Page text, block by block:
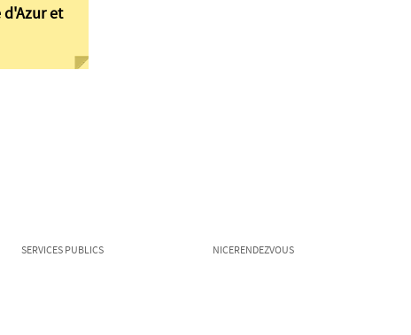
d'Azur et
SERVICES PUBLICS NICERENDEZVOUS